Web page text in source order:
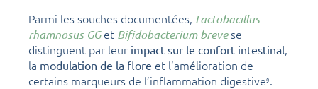
Parmi les souches documentées, Lactobacillus
rhamnosus GG et Bifidobacterium brevese
distinguent par leur impact sur le confort intestinal,
la modulation de la flore et l’amélioration de
certains marqueurs de l’inflammation digestive9.